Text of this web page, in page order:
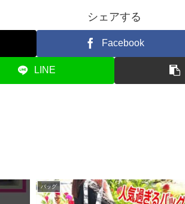
シェアする
Facebook
LINE
バッグ